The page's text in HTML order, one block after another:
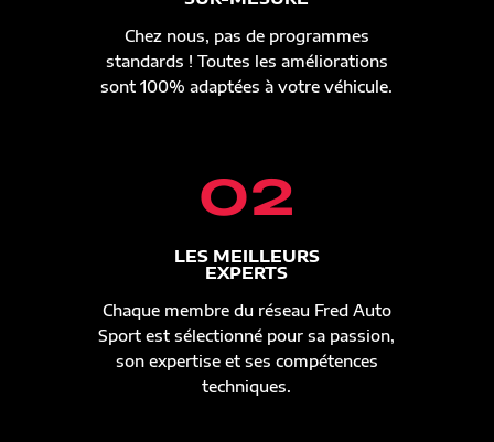
Chez nous, pas de programmes
standards ! Toutes les améliorations
sont 100% adaptées à votre véhicule.
02
LES MEILLEURS
EXPERTS
Chaque membre du réseau Fred Auto
Sport est sélectionné pour sa passion,
son expertise et ses compétences
techniques.